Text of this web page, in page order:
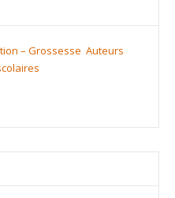
– Grossesse Auteurs